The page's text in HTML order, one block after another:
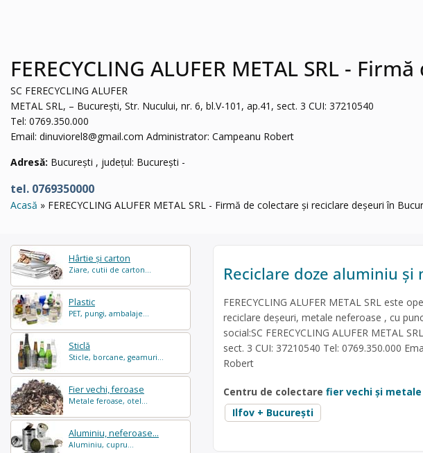
FERECYCLING ALUFER METAL SRL -
SC FERECYCLING ALUFER
METAL SRL, – București, Str. Nucului, nr. 6, bl.V-101, ap.41, sect. 3 CUI: 37210540
Tel: 0769.350.000
Email: dinuviorel8@gmail.com Administrator: Campeanu Robert
Adresă: București , județul: București -
tel. 0769350000
Acasă FERECYCLING ALUFER METAL SRL - Firmă de colectare și reciclare deșeuri în
Hârtie și carton
Ziare, cutii de carton...
Plastic
PET, pungi, ambalaje...
Sticlă
Sticle, borcane, geamuri...
Fier vechi, feroase
Metale feroase, otel...
Aluminiu, neferoase...
Aluminiu, cupru...
Reciclare doze aluminiu
FERECYCLING ALUFER METAL SRL este
reciclare deșeuri, metale neferoase , cu
social:SC FERECYCLING ALUFER METAL
sect. 3 CUI: 37210540 Tel: 0769.350.000
Robert
Centru de colectare fier vechi și
Ilfov + București